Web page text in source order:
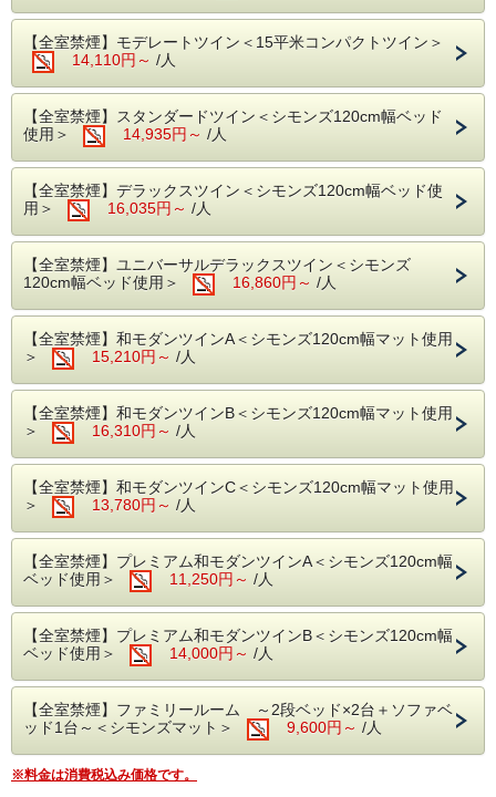
倉の滞在を
ごゆっくりお寛ぎください。
TOSEI HOTEL COCONEの～こころの音～を感じ
てください。
ね」
ホテルスタッフのきめ細やかな心遣いと滞在される
お客様自身の心地よさが
醸し出す空気感を「こころの音」と表現しいつ
も"良きこころの音色"が
聞こえる場所であることの想いを込めました。
客室は、本当に必要なものだけを上質にしつらえた
シンプルな空間で
しっかりお休み頂くことを最優先に設計されており
さりげなく施された和のしつらえによって、落ち着
【ご朝食】
ホテル1階レストラン「Bistro COCONE」自慢の和
食もしくは
洋食をお選びできる朝食付きプラン。
一日の始まりは、ホテルでゆったりとした時間を過
ごしながら
ご朝食をお召し上がりください。
〇和定食
焼き魚を主菜に栄養たっぷりの副菜をご提供させていただき
ます。
・白米 ・お味噌汁 ・焼き魚 ・蒸し野菜 ・小鉢等 ・お飲み
物
〇洋定食
朝食の定番メニューの卵料理にフレッシュサラダを添えてご
【全室禁煙】モデレートツイン＜15平米コンパクトツイン＞
14,110円～ /人
【全室禁煙】スタンダードツイン＜シモンズ120cm幅ベッド
使用＞
14,935円～ /人
【全室禁煙】デラックスツイン＜シモンズ120cm幅ベッド使
用＞
16,035円～ /人
【全室禁煙】ユニバーサルデラックスツイン＜シモンズ
120cm幅ベッド使用＞
16,860円～ /人
【全室禁煙】和モダンツインA＜シモンズ120cm幅マット使用
＞
15,210円～ /人
【全室禁煙】和モダンツインB＜シモンズ120cm幅マット使用
＞
16,310円～ /人
【全室禁煙】和モダンツインC＜シモンズ120cm幅マット使用
＞
13,780円～ /人
【全室禁煙】プレミアム和モダンツインA＜シモンズ120cm幅
ベッド使用＞
11,250円～ /人
【全室禁煙】プレミアム和モダンツインB＜シモンズ120cm幅
ベッド使用＞
14,000円～ /人
【全室禁煙】ファミリールーム ～2段ベッド×2台＋ソファベ
ッド1台～＜シモンズマット＞
9,600円～ /人
※料金は消費税込み価格です。